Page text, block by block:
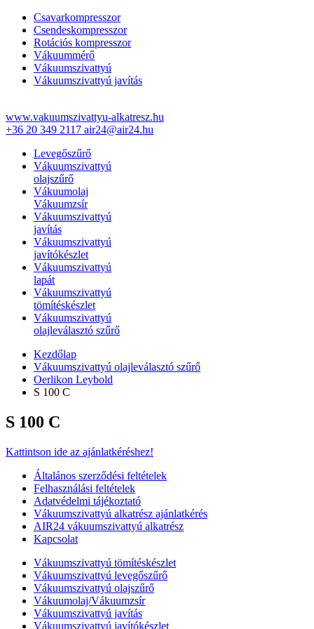
Csavarkompresszor
Csendeskompresszor
Rotációs kompresszor
Vákuummérő
Vákuumszivattyú
Vákuumszivattyú javítás
www.vakuumszivattyu-alkatresz.hu
+36 20 349 2117 air24@air24.hu
Levegőszűrő
Vákuumszivattyú
olajszűrő
Vákuumolaj
Vákuumzsír
Vákuumszivattyú
javítás
Vákuumszivattyú
javítókészlet
Vákuumszivattyú
lapát
Vákuumszivattyú
tömítéskészlet
Vákuumszivattyú
olajleválasztó szűrő
Kezdőlap
Vákuumszivattyú olajleválasztó szűrő
Oerlikon Leybold
S 100 C
S 100 C
Kattintson ide az ajánlatkéréshez!
Általános szerződési feltételek
Felhasználási feltételek
Adatvédelmi tájékoztató
Vákuumszivattyú alkatrész ajánlatkérés
AIR24 vákuumszivattyú alkatrész
Kapcsolat
Vákuumszivattyú tömítéskészlet
Vákuumszivattyú levegőszűrő
Vákuumszivattyú olajszűrő
Vákuumolaj/Vákuumzsír
Vákuumszivattyú javítás
Vákuumszivattyú javítókészlet